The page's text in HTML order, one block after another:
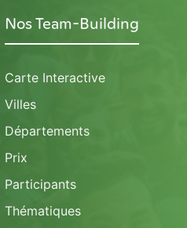
Nos Team-Building
Carte Interactive
Villes
Départements
Prix
Participants
Thématiques